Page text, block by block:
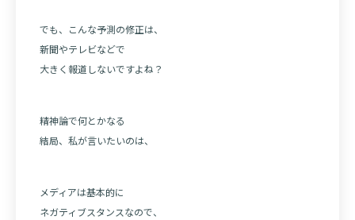
でも、こんな予測の修正は、
新聞やテレビなどで
大きく報道しないですよね？
精神論で何とかなる
結局、私が言いたいのは、
メディアは基本的に
ネガティブスタンスなので、